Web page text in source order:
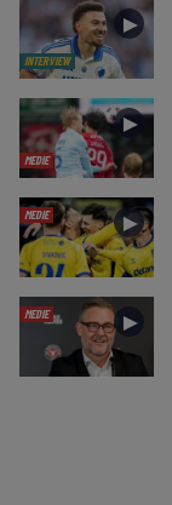
INTERVIEW
►
MEDIE
►
MEDIE ►
MEDIE ►